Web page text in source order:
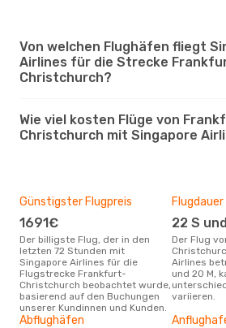
Von welchen Flughäfen fliegt
Airlines für die Strecke
Christchurch?
Wie viel kosten Flüge von
Christchurch mit Singapore
Günstigster Flugpreis
1691€
Der billigste Flug, der in den
letzten 72 Stunden mit
Singapore Airlines für die
Flugstrecke Frankfurt-
Christchurch beobachtet wurde,
basierend auf den Buchungen
unserer Kundinnen und Kunden.
Flugdauer
22 S
Der Flug von Frankfurt nach
Airlines
und 20 M,
variieren.
Abflughäfen